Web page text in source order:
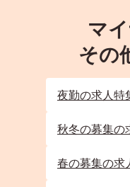
マ
その
夜勤の求人特
秋冬の募集の
春の募集の求